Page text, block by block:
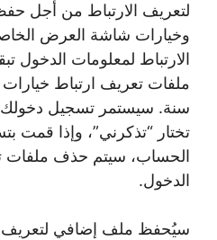
لتعريف الارتباط من أجل
وخيارات شاشة العرض
الارتباط لمعلومات الدخول
ملفات تعريف ارتباط
سنة. سيستمر تسجيل دخولك
تختار “تذكرني”، وإذا
الحساب، سيتم حذف ملفات
الدخول.
سيُحفظ ملف إضافي لتعريف